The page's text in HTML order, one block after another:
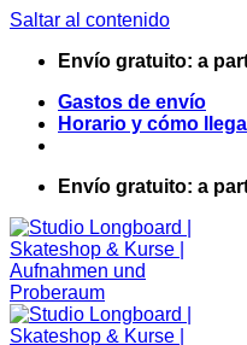
Saltar al contenido
Envío gratuito: a
Gastos de envío
Horario y cómo
Envío gratuito: a